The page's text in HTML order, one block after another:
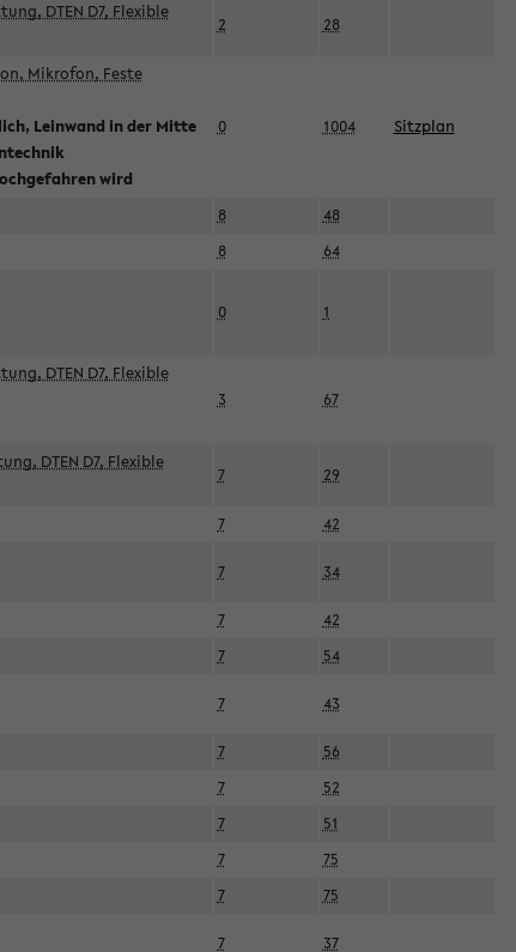
DTEN D7, Flexible
2 28
Mikrofon, Feste
Leinwand in der Mitte
wird
0 1004 Sitzplan
8
48
8 64
0 1
DTEN D7, Flexible
3 67
DTEN D7, Flexible
7 29
7 42
7 34
7
42
7 54
7 43
7
56
7
52
7
51
7
75
7 75
7 37